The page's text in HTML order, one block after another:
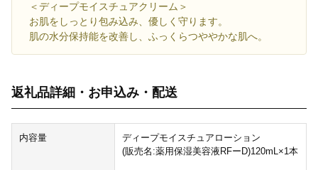
＜ディープモイスチュアクリーム＞
お肌をしっとり包み込み、優しく守ります。
肌の水分保持能を改善し、ふっくらつややかな肌へ。
返礼品詳細・お申込み・配送
内容量
ディープモイスチュアローション
(販売名:薬用保湿美容液RFーD)120mL×1本